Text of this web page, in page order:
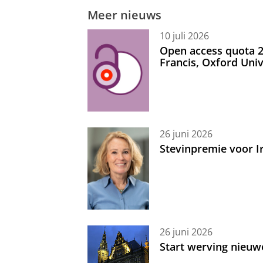
Meer nieuws
10 juli 2026
Open access quota
Francis, Oxford
26 juni 2026
Stevinpremie voor
26 juni 2026
Start werving